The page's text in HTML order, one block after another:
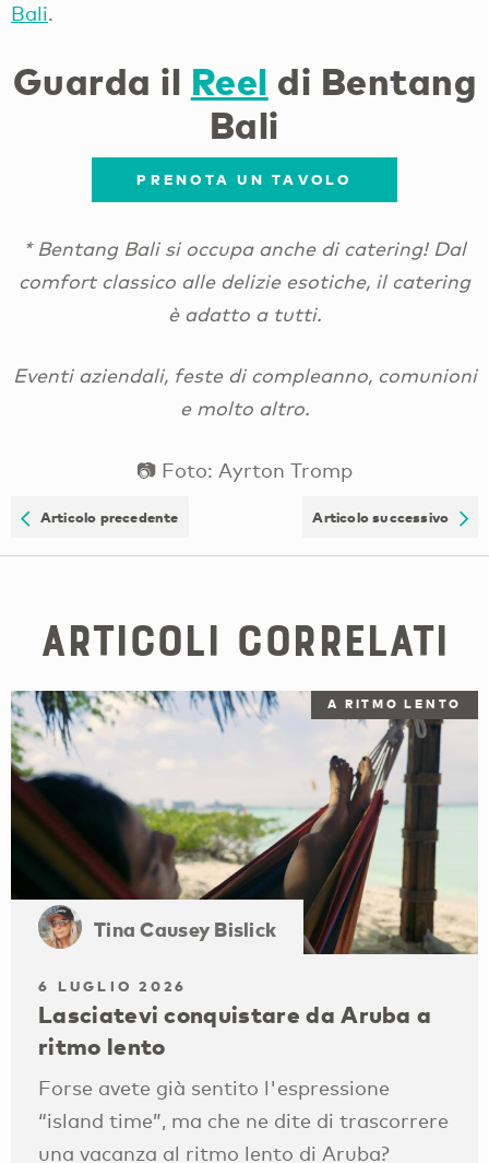
Bali.
Guarda il Reel di Bentang
Bali
PRENOTA UN TAVOLO
* Bentang Bali si occupa anche di catering! Dal
comfort classico alle delizie esotiche, il catering
è adatto a tutti.
Eventi aziendali, feste di compleanno, comunioni
e molto altro.
📷 Foto: Ayrton Tromp
Articolo precedente Articolo successivo
Articoli correlati
A RITMO LENTO
Tina Causey Bislick
6 LUGLIO 2026
Lasciatevi conquistare da Aruba a
ritmo lento
Forse avete già sentito l'espressione
“island time”, ma che ne dite di trascorrere
una vacanza al ritmo lento di Aruba?